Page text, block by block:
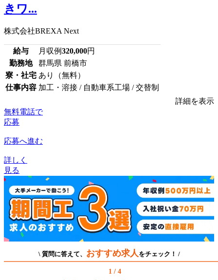
きワ...
株式会社BREXA Next
給与 月収例320,000円
勤務地
群馬県 前橋市
寮・社宅 あり（無料）
仕事内容 加工・溶接 / 自動車系工場 / 交替制
詳細を表示
無料電話で
応募
応募へ進む
詳しく
見る
\ 質問に答えて、 おすすめ求人 をチェック！ /
1 / 4